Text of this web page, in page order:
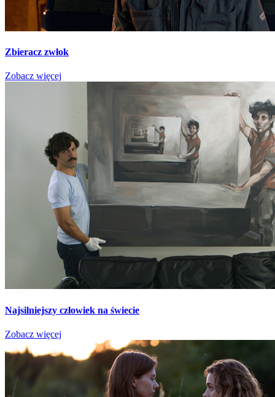
Zbieracz zwłok
Zobacz więcej
Najsilniejszy człowiek na świecie
Zobacz więcej